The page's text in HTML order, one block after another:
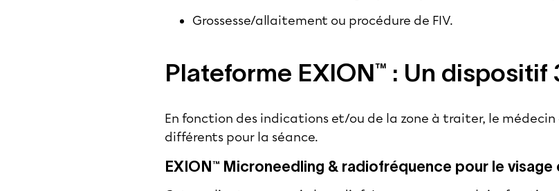
Grossesse/allaitement ou procédure de FIV.
Plateforme EXION™ : Un dispositif
En fonction des indications et/ou de la zone à traiter, le
différents pour la séance.
EXION™ Microneedling & radiofréquence pour le visage